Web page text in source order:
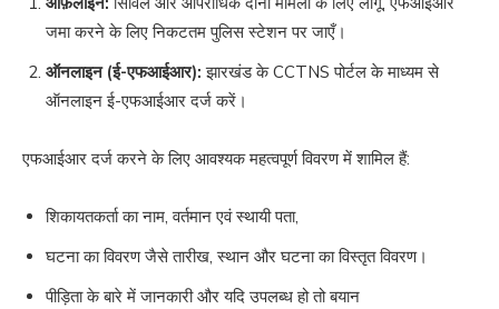
जमा करने के लिए निकटतम पुलिस स्टेशन पर जाएँ।
ऑनलाइन (ई-एफआईआर): झारखंड के CCTNS पोर्टल के माध्यम से
ऑनलाइन ई-एफआईआर दर्ज करें।
एफआईआर दर्ज करने के लिए आवश्यक महत्वपूर्ण विवरण में शामिल हैं:
शिकायतकर्ता का नाम, वर्तमान एवं स्थायी पता,
घटना का विवरण जैसे तारीख, स्थान और घटना का विस्तृत विवरण।
पीड़िता के बारे में जानकारी और यदि उपलब्ध हो तो बयान